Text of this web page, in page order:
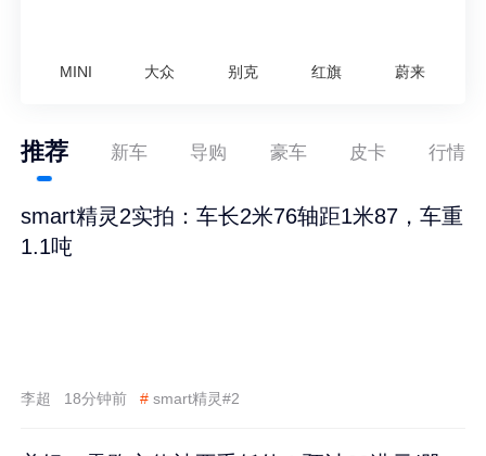
MINI 大众 别克 红旗 蔚来
推荐 新车 导购 豪车 皮卡 行情
smart精灵2实拍：车长2米76轴距1米87，车重
1.1吨
李超 18分钟前 # smart精灵#2